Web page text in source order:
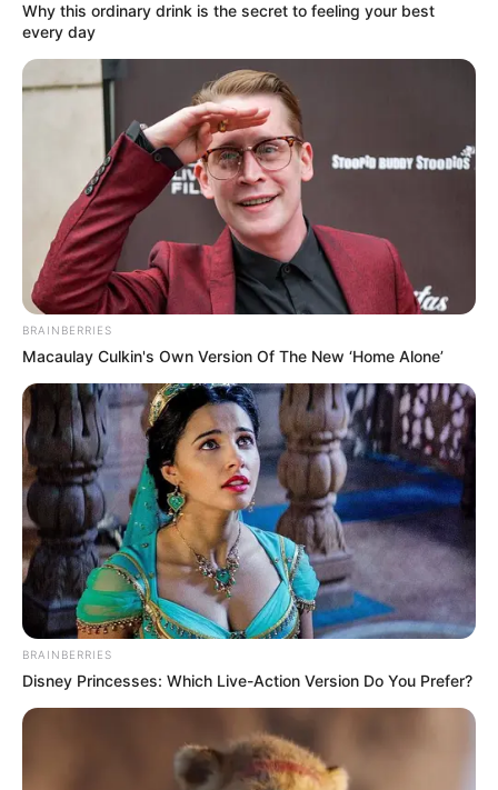
Video Capítulo 19
16 January, 2026 byadmin
Video Capítulo 19
Why this ordinary drink is the secret to feeling your best
every day
BRAINBERRIES
Macaulay Culkin's Own Version Of The New ‘Home Alone’
BRAINBERRIES
Disney Princesses: Which Live-Action Version Do You Prefer?